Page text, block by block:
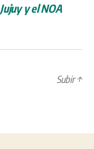
y el NOA
Subir↑